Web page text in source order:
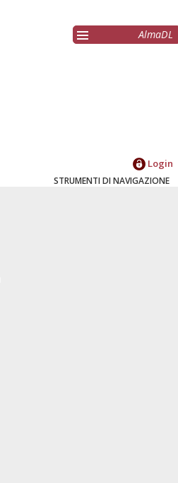
AlmaDL
Login
STRUMENTI DI NAVIGAZIONE